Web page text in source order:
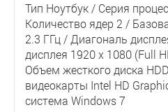
Тип Ноутбук / Серия
Количество ядер 2 /
2.3 ГГц / Диагональ
дисплея 1920 x 1080 (Full
Объем жесткого диска
видеокарты Intel HD
система Windows 7